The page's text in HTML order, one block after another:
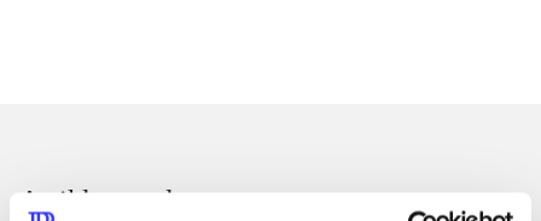
Artikler med samme emner